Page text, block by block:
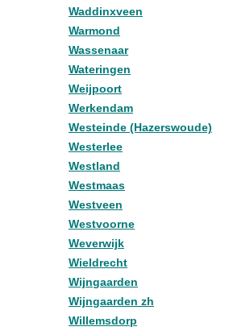
Waddinxveen
Warmond
Wassenaar
Wateringen
Weijpoort
Werkendam
Westeinde (Hazerswoude)
Westerlee
Westland
Westmaas
Westveen
Westvoorne
Weverwijk
Wieldrecht
Wijngaarden
Wijngaarden zh
Willemsdorp